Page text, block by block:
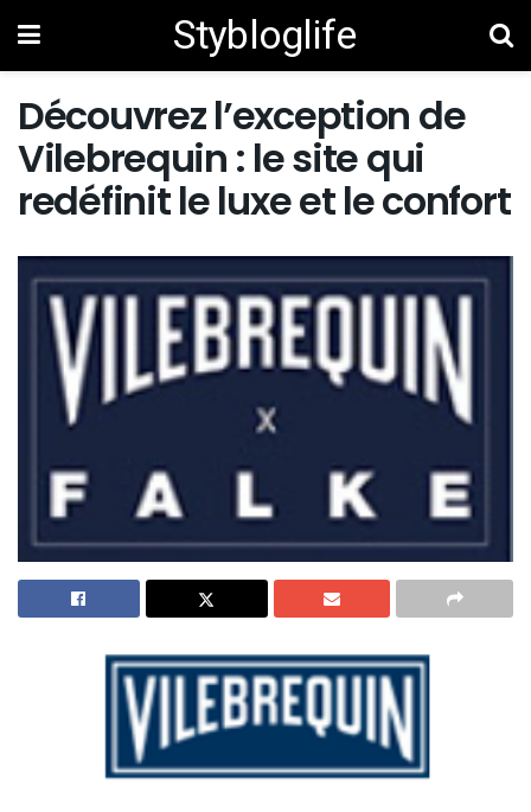
Stybloglife
Découvrez l’exception de
Vilebrequin : le site qui
redéfinit le luxe et le confort